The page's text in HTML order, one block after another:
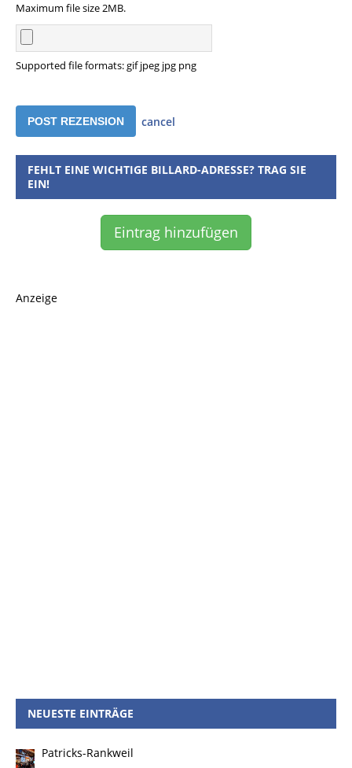
Maximum file size 2MB.
Supported file formats: gif jpeg jpg png
cancel
FEHLT EINE WICHTIGE BILLARD-ADRESSE? TRAG SIE
EIN!
Eintrag hinzufügen
Anzeige
NEUESTE EINTRÄGE
Patricks-Rankweil